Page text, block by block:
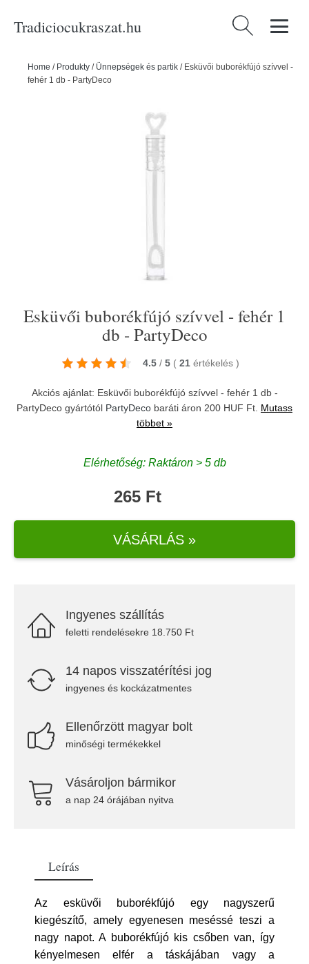
Tradiciocukraszat.hu Keresés:
Home / Produkty / Ünnepségek és partik / Esküvői buborékfújó szívvel -
fehér 1 db - PartyDeco
Esküvői buborékfújó szívvel - fehér 1
db - PartyDeco
4.5 / 5 ( 21 értékelés )
Akciós ajánlat: Esküvői buborékfújó szívvel - fehér 1 db -
PartyDeco gyártótól PartyDeco baráti áron 200 HUF Ft. Mutass
többet »
Elérhetőség: Raktáron > 5 db
265 Ft
VÁSÁRLÁS »
Ingyenes szállítás
feletti rendelésekre 18.750 Ft
14 napos visszatérítési jog
ingyenes és kockázatmentes
Ellenőrzött magyar bolt
minőségi termékekkel
Vásároljon bármikor
a nap 24 órájában nyitva
Leírás
Az esküvői buborékfújó egy nagyszerű
kiegészítő, amely egyenesen meséssé teszi a
nagy napot. A buborékfújó kis csőben van, így
kényelmesen elfér a táskájában vagy a